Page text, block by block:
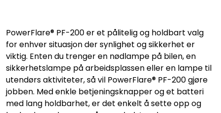
PowerFlare® PF-200 er et pålitelig og holdbart valg
for enhver situasjon der synlighet og sikkerhet er
viktig. Enten du trenger en nødlampe på bilen, en
sikkerhetslampe på arbeidsplassen eller en lampe til
utendørs aktiviteter, så vil PowerFlare® PF-200 gjøre
jobben. Med enkle betjeningsknapper og et batteri
med lang holdbarhet, er det enkelt å sette opp og